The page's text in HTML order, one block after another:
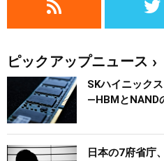
ピックアップニュース
SKハイニック
―HBMとNAND
日本の7府省庁